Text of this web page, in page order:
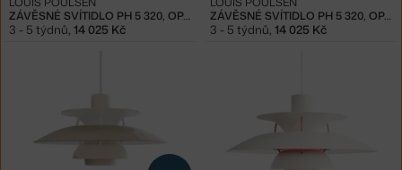
ZÁVĚSNÉ SVÍTIDLO PH 5 320, OPAL WHITE
3 - 5 týdnů, 14 025 Kč
ZÁVĚSNÉ SVÍTIDLO PH 5 320, OPAL BLUE GREY
3 - 5 týdnů, 14 025 Kč